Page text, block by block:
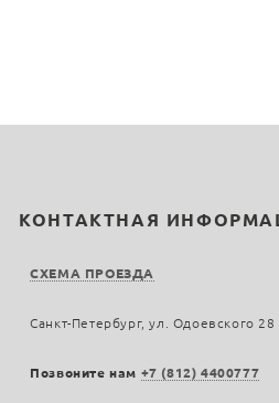
КОНТАКТНАЯ
СХЕМА ПРОЕЗДА
Санкт-Петербург, ул. Одоевского
Позвоните нам +7 (812) 4400777